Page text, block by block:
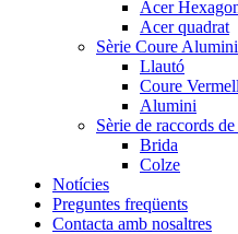
Acer
Acer quadrat
Sèrie Coure Alumini
Llautó
Coure Vermell
Alumini
Sèrie de raccords
Brida
Colze
Notícies
Preguntes freqüents
Contacta amb nosaltres